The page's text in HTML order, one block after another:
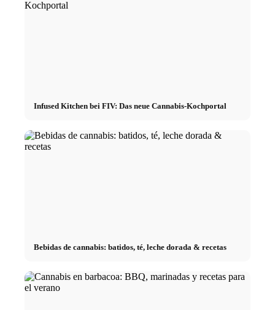
Infused Kitchen bei FIV: Das neue Cannabis-Kochportal
Bebidas de cannabis: batidos, té, leche dorada & recetas